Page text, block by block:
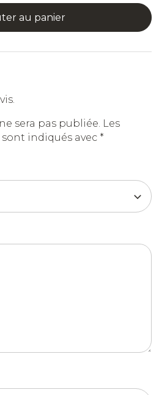
au panier
sera pas publiée. Les
indiqués avec *